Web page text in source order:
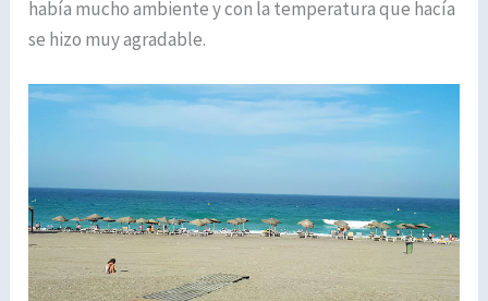
había mucho ambiente y con la temperatura que hacía
se hizo muy agradable.